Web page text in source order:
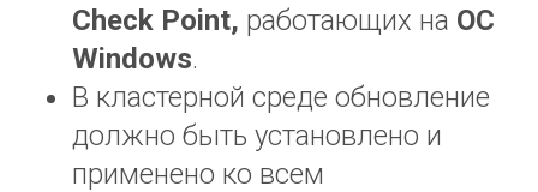
Check Point, работающих на ОС
Windows.
В кластерной среде обновление
должно быть установлено и
применено ко всем